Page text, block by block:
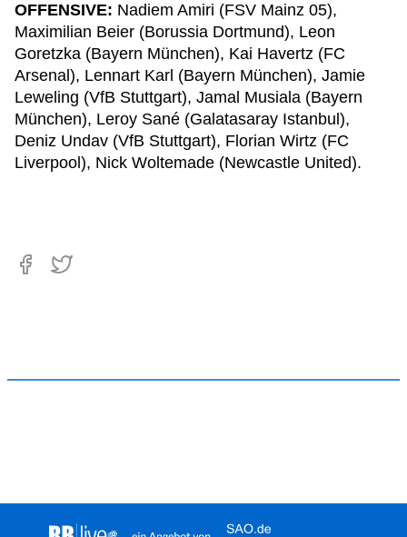
OFFENSIVE: Nadiem Amiri (FSV Mainz 05),
Maximilian Beier (Borussia Dortmund), Leon
Goretzka (Bayern München), Kai Havertz (FC
Arsenal), Lennart Karl (Bayern München), Jamie
Leweling (VfB Stuttgart), Jamal Musiala (Bayern
München), Leroy Sané (Galatasaray Istanbul),
Deniz Undav (VfB Stuttgart), Florian Wirtz (FC
Liverpool), Nick Woltemade (Newcastle United).